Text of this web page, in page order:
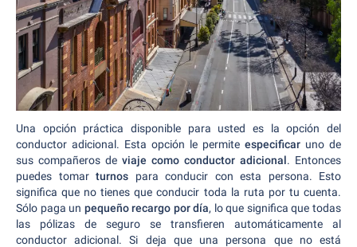
Una opción práctica disponible para usted es la opción del
conductor adicional. Esta opción le permite especificar uno de
sus compañeros de viaje como conductor adicional. Entonces
puedes tomar turnos para conducir con esta persona. Esto
significa que no tienes que conducir toda la ruta por tu cuenta.
Sólo paga un pequeño recargo por día, lo que significa que todas
las pólizas de seguro se transfieren automáticamente al
conductor adicional. Si deja que una persona que no está